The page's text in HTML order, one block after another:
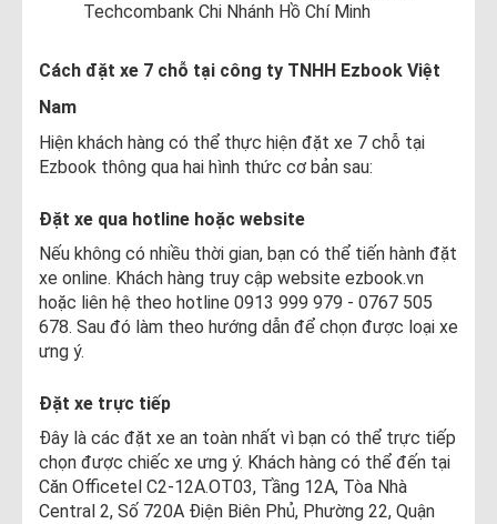
Techcombank Chi Nhánh Hồ Chí Minh
Cách đặt xe 7 chỗ tại công ty TNHH Ezbook Việt
Nam
Hiện khách hàng có thể thực hiện đặt xe 7 chỗ tại
Ezbook thông qua hai hình thức cơ bản sau:
Đặt xe qua hotline hoặc website
Nếu không có nhiều thời gian, bạn có thể tiến hành đặt
xe online. Khách hàng truy cập website ezbook.vn
hoặc liên hệ theo hotline 0913 999 979 - 0767 505
678. Sau đó làm theo hướng dẫn để chọn được loại xe
ưng ý.
Đặt xe trực tiếp
Đây là các đặt xe an toàn nhất vì bạn có thể trực tiếp
chọn được chiếc xe ưng ý. Khách hàng có thể đến tại
Căn Officetel C2-12A.OT03, Tầng 12A, Tòa Nhà
Central 2, Số 720A Điện Biên Phủ, Phường 22, Quận